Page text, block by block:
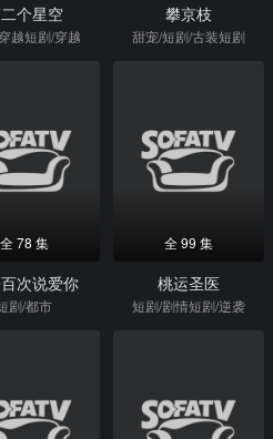
个星空
越短剧/穿越
攀京枝
甜宠/短剧/古装短剧
全 78 集
次说爱你
剧/都市
全 99 集
桃运圣医
短剧/剧情短剧/逆袭